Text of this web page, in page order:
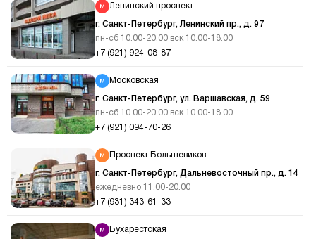
Ленинский проспект
г. Санкт-Петербург, Ленинский пр., д. 97
пн-сб 10.00-20.00 вск 10.00-18.00
+7 (921) 924-08-87
Московская
г. Санкт-Петербург, ул. Варшавская, д. 59
пн-сб 10.00-20.00 вск 10.00-18.00
+7 (921) 094-70-26
Проспект Большевиков
г. Санкт-Петербург, Дальневосточный пр., д. 14
ежедневно 11.00-20.00
+7 (931) 343-61-33
Бухарестская